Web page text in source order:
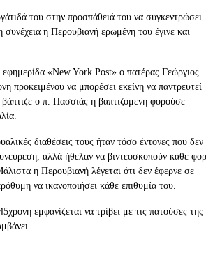
του στην προσπάθειά του να συγκεντρώσει
η Περουβιανή ερωμένη του έγινε και
«New York Post» ο πατέρας Γεώργιος
προκειμένου να μπορέσει εκείνη να παντρευτεί
ο π. Πασσιάς η βαπτιζόμενη φορούσε
διαθέσεις τους ήταν τόσο έντονες που δεν
αλλά ήθελαν να βιντεοσκοπούν κάθε
η Περουβιανή λέγεται ότι δεν έφερνε σε
να ικανοποιήσει κάθε επιθυμία του.
εμφανίζεται να τρίβει με τις πατούσες της